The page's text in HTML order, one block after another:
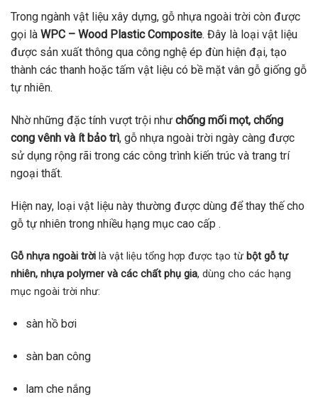
Trong ngành vật liệu xây dựng, gỗ nhựa ngoài trời còn được
gọi là WPC – Wood Plastic Composite. Đây là loại vật liệu
được sản xuất thông qua công nghệ ép đùn hiện đại, tạo
thành các thanh hoặc tấm vật liệu có bề mặt vân gỗ giống gỗ
tự nhiên.
Nhờ những đặc tính vượt trội như chống mối mọt, chống
cong vênh và ít bảo trì, gỗ nhựa ngoài trời ngày càng được
sử dụng rộng rãi trong các công trình kiến trúc và trang trí
ngoại thất.
Hiện nay, loại vật liệu này thường được dùng để thay thế cho
gỗ tự nhiên trong nhiều hạng mục cao cấp .
Gỗ nhựa ngoài trời là vật liệu tổng hợp được tạo từ bột gỗ tự
nhiên, nhựa polymer và các chất phụ gia, dùng cho các hạng
mục ngoài trời như:
sàn hồ bơi
sàn ban công
lam che nắng